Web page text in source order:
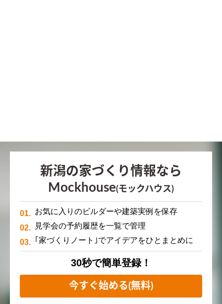
新潟の家づくり情報なら
Mockhouse(モックハウス)
お気に入りのビルダーや建築実例を保存
見学会の予約履歴を一覧で管理
｢家づくりノート｣でアイデアをひとまとめに
30秒で簡単登録！
今すぐ始める(無料)